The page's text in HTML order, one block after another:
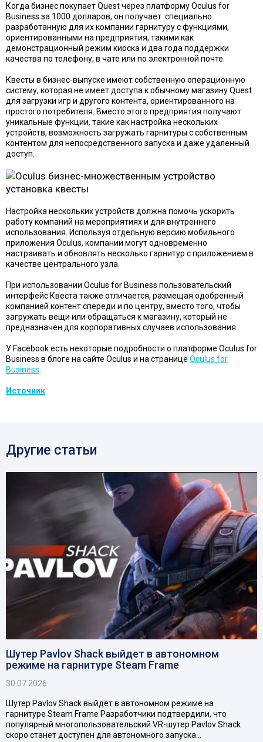
Когда бизнес покупает Quest через платформу Oculus for
Business за 1000 долларов, он получает специально
разработанную для их компании гарнитуру с функциями,
ориентированными на предприятия, такими как
демонстрационный режим киоска и два года поддержки
качества по телефону, в чате или по электронной почте.
Квесты в бизнес-выпуске имеют собственную операционную
систему, которая не имеет доступа к обычному магазину Quest
для загрузки игр и другого контента, ориентированного на
простого потребителя. Вместо этого предприятия получают
уникальные функции, такие как настройка нескольких
устройств, возможность загружать гарнитуры с собственным
контентом для непосредственного запуска и даже удаленный
доступ.
Настройка нескольких устройств должна помочь ускорить
работу компаний на мероприятиях и для внутреннего
использования. Используя отдельную версию мобильного
приложения Oculus, компании могут одновременно
настраивать и обновлять несколько гарнитур с приложением в
качестве центрального узла.
При использовании Oculus for Business пользовательский
интерфейс Квеста также отличается, размещая одобренный
компанией контент спереди и по центру, вместо того, чтобы
загружать вещи или обращаться к магазину, который не
предназначен для корпоративных случаев использования.
У Facebook есть некоторые подробности о платформе Oculus for
Business в блоге на сайте Oculus и на странице Oculus for
Business
Источник
Другие статьи
Шутер Pavlov Shack выйдет в автономном
режиме на гарнитуре Steam Frame
30.07.2026
Шутер Pavlov Shack выйдет в автономном режиме на
гарнитуре Steam Frame Разработчики подтвердили, что
популярный многопользовательский VR-шутер Pavlov Shack
скоро станет доступен для автономного запуска…